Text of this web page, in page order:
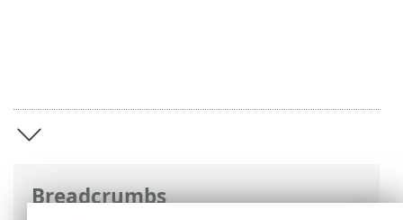
Breadcrumbs